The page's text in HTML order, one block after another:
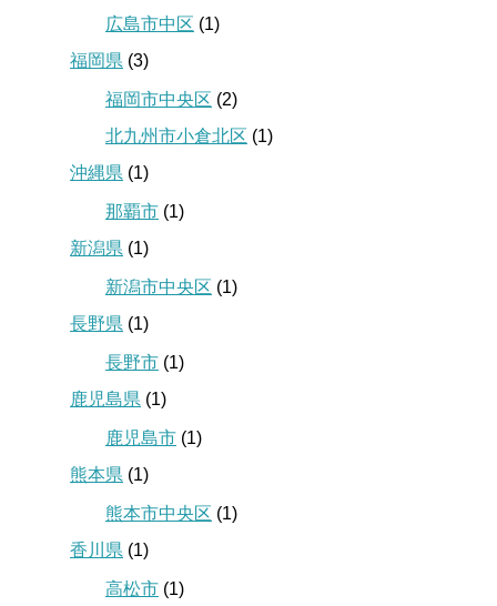
広島市中区 (1)
福岡県 (3)
福岡市中央区 (2)
北九州市小倉北区 (1)
沖縄県 (1)
那覇市 (1)
新潟県 (1)
新潟市中央区 (1)
長野県 (1)
長野市 (1)
鹿児島県 (1)
鹿児島市 (1)
熊本県 (1)
熊本市中央区 (1)
香川県 (1)
高松市 (1)